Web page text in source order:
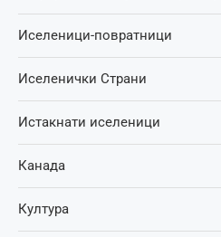
Иселеници-повратници
Иселенички Страни
Истакнати иселеници
Канада
Култура